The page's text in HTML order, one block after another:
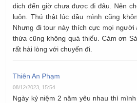
dịch đến giờ chưa được đi đâu. Nên
luôn. Thú thật lúc đầu mình cũng
Nhưng đi tour này thích cực mọi người
thừa cũng không quá thiếu. Cảm ơn
rất hài lòng với chuyến đi.
Thiên An Phạm
08/12/2023, 15:54
Ngày kỷ niệm 2 năm yêu nhau thì